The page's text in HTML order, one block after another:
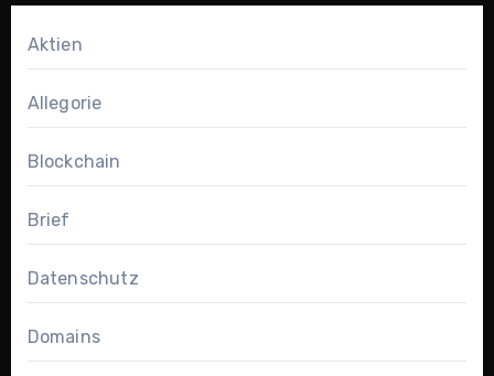
Aktien
Allegorie
Blockchain
Brief
Datenschutz
Domains